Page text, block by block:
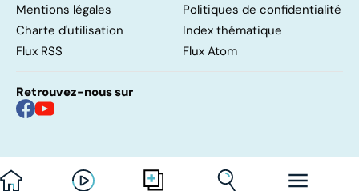
Mentions légales
Politiques de confidentialité
Charte d'utilisation
Index thématique
Flux RSS
Flux Atom
Retrouvez-nous sur